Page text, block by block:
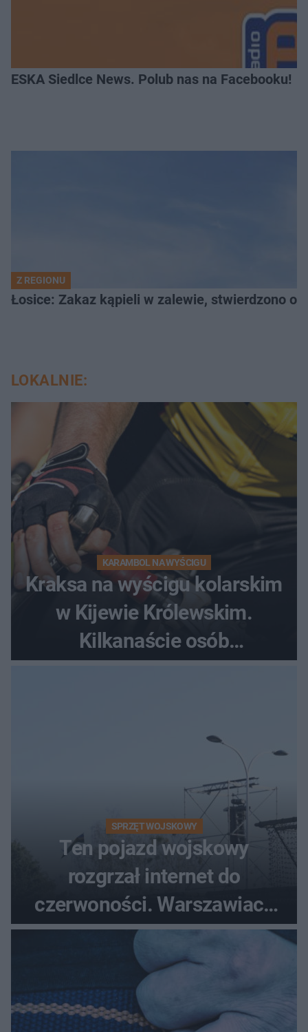
ESKA Siedlce News. Polub nas na Facebooku!
Z REGIONU
Łosice: Zakaz kąpieli w zalewie, stwierdzono
LOKALNIE:
KARAMBOL NA WYŚCIGU
Kraksa na wyścigu kolarskim
w Kijewie Królewskim.
Kilkanaście osób
SPRZĘT WOJSKOWY
Ten pojazd wojskowy
rozgrzał internet do
czerwoności. Warszawiacy
pytali, czy to Mad Max!